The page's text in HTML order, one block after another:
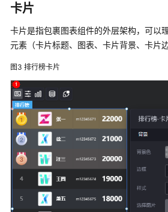
Astro
大
应
实
例
建
工
作
空
间
卡片
卡片是指包裹图表组件的外层架构，可以
元素（卡片标题、图表、卡片背景、卡片
图3 排行榜卡片